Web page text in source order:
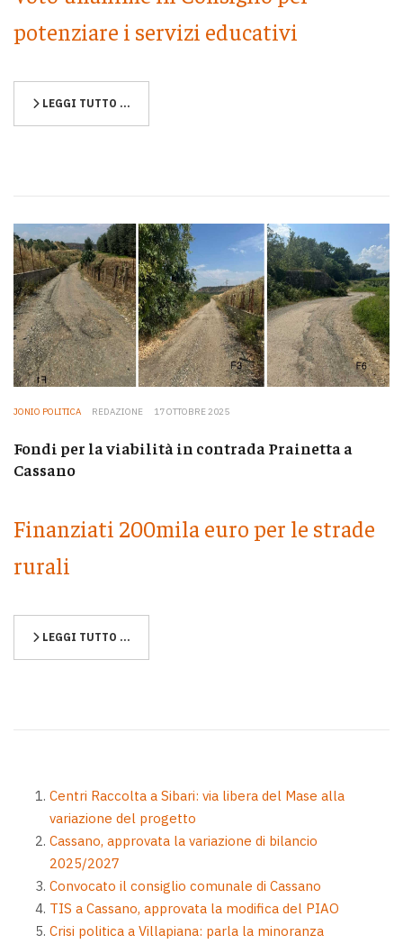
potenziare i servizi educativi
LEGGI TUTTO …
JONIO POLITICA REDAZIONE 17 OTTOBRE 2025
Fondi per la viabilità in contrada Prainetta a
Cassano
Finanziati 200mila euro per le strade
rurali
LEGGI TUTTO …
Centri Raccolta a Sibari: via libera del Mase alla
variazione del progetto
Cassano, approvata la variazione di bilancio
2025/2027
Convocato il consiglio comunale di Cassano
TIS a Cassano, approvata la modifica del PIAO
Crisi politica a Villapiana: parla la minoranza